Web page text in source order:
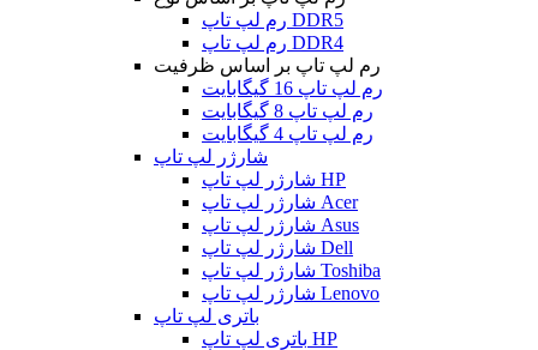
رم لپ تاپ DDR5
رم لپ تاپ DDR4
رم لپ تاپ بر اساس ظرفیت
رم لپ تاپ 16 گیگابایت
رم لپ تاپ 8 گیگابایت
رم لپ تاپ 4 گیگابایت
شارژر لپ تاپ
شارژر لپ تاپ HP
شارژر لپ تاپ Acer
شارژر لپ تاپ Asus
شارژر لپ تاپ Dell
شارژر لپ تاپ Toshiba
شارژر لپ تاپ Lenovo
باتری لپ تاپ
باتری لپ تاپ HP